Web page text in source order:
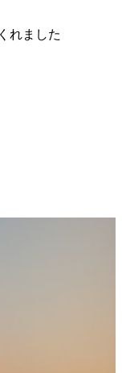
れました